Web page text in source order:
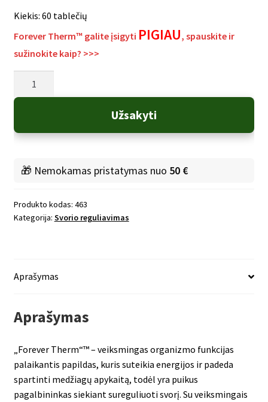
Kiekis: 60 tablečių
Forever Therm™ galite įsigyti PIGIAU, spauskite ir
sužinokite kaip? >>>
Užsakyti
🎁 Nemokamas pristatymas nuo 50 €
Produkto kodas: 463
Kategorija: Svorio reguliavimas
Aprašymas
Aprašymas
„Forever Therm“™ – veiksmingas organizmo funkcijas
palaikantis papildas, kuris suteikia energijos ir padeda
spartinti medžiagų apykaitą, todėl yra puikus
pagalbininkas siekiant sureguliuoti svorį. Su veiksmingais